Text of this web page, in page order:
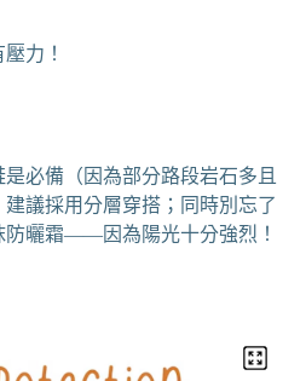
力！
必備（因為部分路段岩石多且
議採用分層穿搭；同時別忘了
防曬霜——因為陽光十分強烈！